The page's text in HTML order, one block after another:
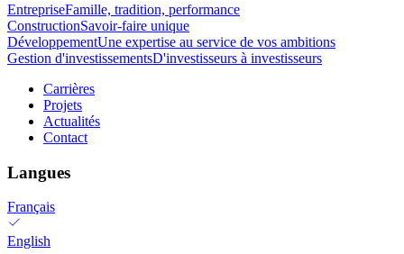
EntrepriseFamille, tradition, performance
ConstructionSavoir-faire unique
DéveloppementUne expertise au service de vos ambitions
Gestion d'investissementsD'investisseurs à investisseurs
Carrières
Projets
Actualités
Contact
Langues
Français
English